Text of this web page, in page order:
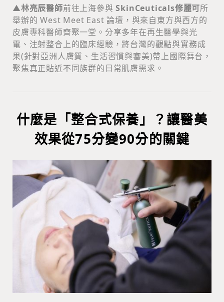
▲林亮辰醫師前往上海參與 SkinCeuticals修麗可所
舉辦的 West Meet East 論壇，與來自東方與西方的
皮膚專科醫師齊聚一堂。分享多年在再生醫學與光
電、注射整合上的臨床經驗，將台灣的觀點與實務成
果(針對亞洲人膚質、生活習慣與審美)帶上國際舞台，
聚焦真正貼近不同族群的日常肌膚需求。
什麼是「整合式保養」？讓醫美
效果從75分變90分的關鍵